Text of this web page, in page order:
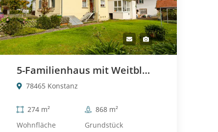
5-Familienhaus mit Weitblick & Entwicklungsgrundstück – vielseitige Bebauungsmöglichkeiten mit Zukunftspotenzial
78465 Konstanz
274 m²
Wohnfläche
868 m²
Grundstück